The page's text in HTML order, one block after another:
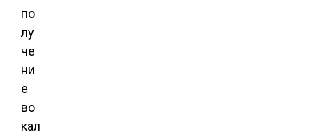
по
лу
че
ни
е
во
кал